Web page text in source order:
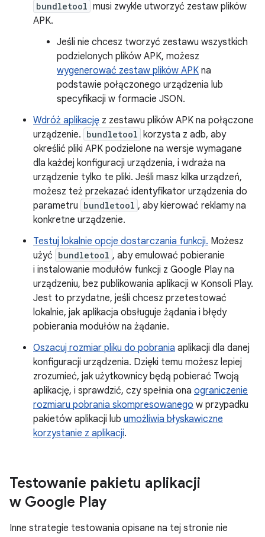
bundletool musi zwykle utworzyć zestaw plików
APK.
Jeśli nie chcesz tworzyć zestawu wszystkich
podzielonych plików APK, możesz
wygenerować zestaw plików APK na
podstawie połączonego urządzenia lub
specyfikacji w formacie JSON.
Wdróż aplikację z zestawu plików APK na połączone
urządzenie. bundletool korzysta z adb, aby
określić pliki APK podzielone na wersje wymagane
dla każdej konfiguracji urządzenia, i wdraża na
urządzenie tylko te pliki. Jeśli masz kilka urządzeń,
możesz też przekazać identyfikator urządzenia do
parametru bundletool , aby kierować reklamy na
konkretne urządzenie.
Testuj lokalnie opcje dostarczania funkcji. Możesz
użyć bundletool , aby emulować pobieranie
i instalowanie modułów funkcji z Google Play na
urządzeniu, bez publikowania aplikacji w Konsoli Play.
Jest to przydatne, jeśli chcesz przetestować
lokalnie, jak aplikacja obsługuje żądania i błędy
pobierania modułów na żądanie.
Oszacuj rozmiar pliku do pobrania aplikacji dla danej
konfiguracji urządzenia. Dzięki temu możesz lepiej
zrozumieć, jak użytkownicy będą pobierać Twoją
aplikację, i sprawdzić, czy spełnia ona ograniczenie
rozmiaru pobrania skompresowanego w przypadku
pakietów aplikacji lub umożliwia błyskawiczne
korzystanie z aplikacji.
Testowanie pakietu aplikacji
w Google Play
Inne strategie testowania opisane na tej stronie nie